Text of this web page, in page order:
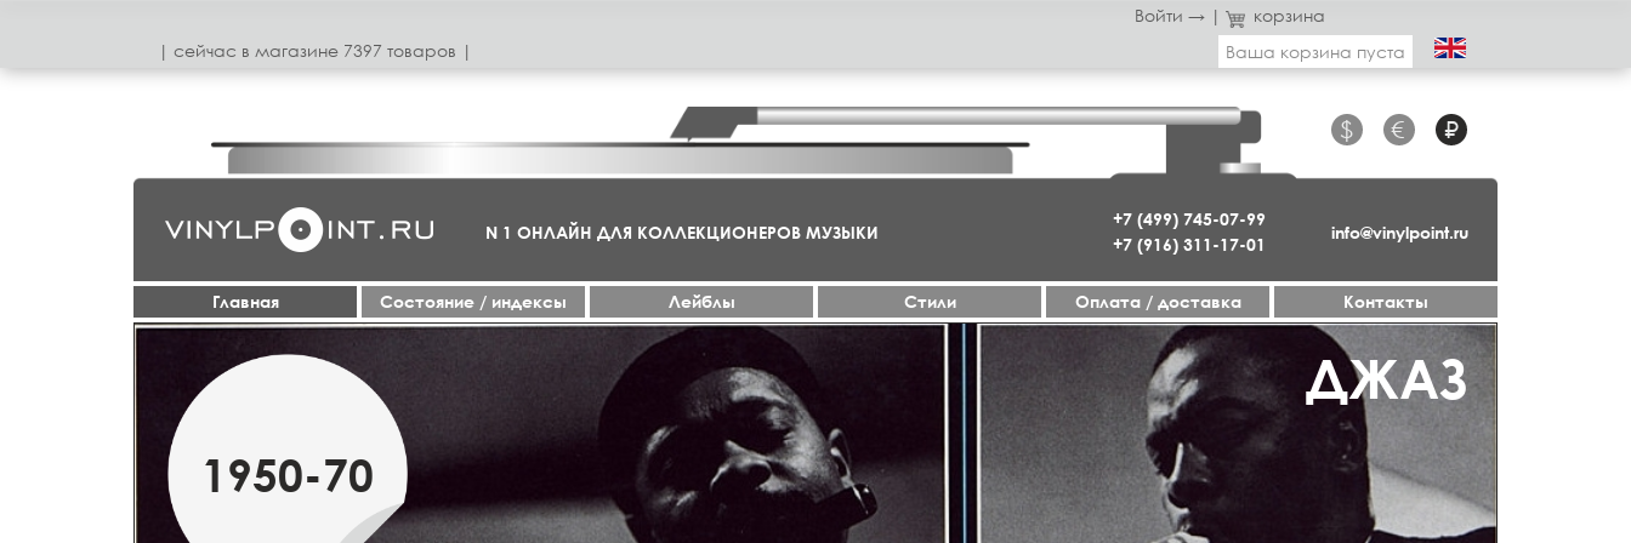
Войти → |
корзина
| сeйчас в магазинe 7397 товаров |
Ваша корзина пуста
+7 (499) 745-07-99
+7 (916) 311-17-01
$ € ₽
info@vinylpoint.ru
N 1 ОНЛАЙН ДЛЯ КОЛЛЕКЦИОНЕРОВ МУЗЫКИ
Главная Cостояние / индексы Лейблы Стили Оплата / доставка Контакты
ДЖАЗ
1950-70
РЕДКОЕ
1960-70